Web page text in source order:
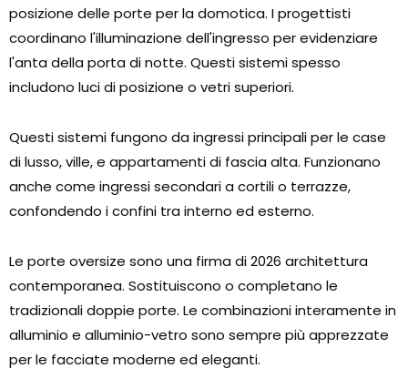
posizione delle porte per la domotica. I progettisti
coordinano l'illuminazione dell'ingresso per evidenziare
l'anta della porta di notte. Questi sistemi spesso
includono luci di posizione o vetri superiori.
Questi sistemi fungono da ingressi principali per le case
di lusso, ville, e appartamenti di fascia alta. Funzionano
anche come ingressi secondari a cortili o terrazze,
confondendo i confini tra interno ed esterno.
Le porte oversize sono una firma di 2026 architettura
contemporanea. Sostituiscono o completano le
tradizionali doppie porte. Le combinazioni interamente in
alluminio e alluminio-vetro sono sempre più apprezzate
per le facciate moderne ed eleganti.